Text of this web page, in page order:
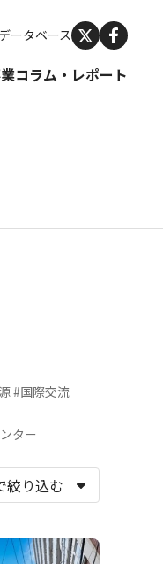
ータベース
コラム・レポート
#国際交流
ター